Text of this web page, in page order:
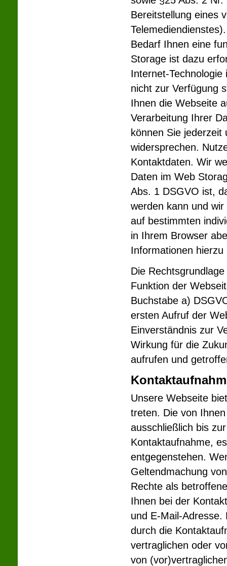
Bereitstellung eines
Bedarf Ihnen eine
Storage ist dazu
Internet-
nicht zur Verfügung
Ihnen die Webseite
Verarbeitung Ihrer
können Sie
widersprechen.
Kontaktdaten. Wir
Daten im Web
Abs. 1 DSGVO ist,
werden kann und
auf bestimmten
in Ihrem Browser
Informationen
Die
Funktion der
Buchstabe a)
ersten Aufruf der
Einverständnis zur
Wirkung für die
aufrufen und
Unsere Webseite
treten. Die von
ausschließlich bis
Kontaktaufnahme,
entgegenstehen.
Geltendmachung
Rechte als
Ihnen bei der
und E-Mail-Adresse.
durch die
vertraglichen oder
von